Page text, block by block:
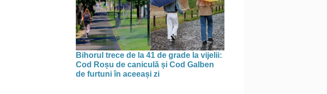
Bihorul trece de la 41 de grade la vijelii:
Cod Roșu de caniculă și Cod Galben
de furtuni în aceeași zi